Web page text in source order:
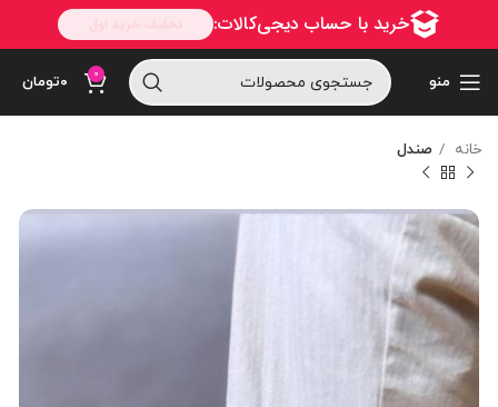
منو 0 ۰تومان
خانه صندل